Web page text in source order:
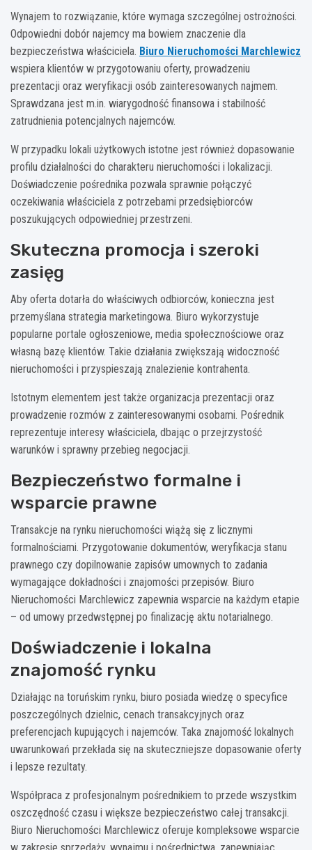
Wynajem to rozwiązanie, które wymaga szczególnej ostrożności.
Odpowiedni dobór najemcy ma bowiem znaczenie dla
bezpieczeństwa właściciela. Biuro Nieruchomości Marchlewicz
wspiera klientów w przygotowaniu oferty, prowadzeniu
prezentacji oraz weryfikacji osób zainteresowanych najmem.
Sprawdzana jest m.in. wiarygodność finansowa i stabilność
zatrudnienia potencjalnych najemców.
W przypadku lokali użytkowych istotne jest również dopasowanie
profilu działalności do charakteru nieruchomości i lokalizacji.
Doświadczenie pośrednika pozwala sprawnie połączyć
oczekiwania właściciela z potrzebami przedsiębiorców
poszukujących odpowiedniej przestrzeni.
Skuteczna promocja i szeroki
zasięg
Aby oferta dotarła do właściwych odbiorców, konieczna jest
przemyślana strategia marketingowa. Biuro wykorzystuje
popularne portale ogłoszeniowe, media społecznościowe oraz
własną bazę klientów. Takie działania zwiększają widoczność
nieruchomości i przyspieszają znalezienie kontrahenta.
Istotnym elementem jest także organizacja prezentacji oraz
prowadzenie rozmów z zainteresowanymi osobami. Pośrednik
reprezentuje interesy właściciela, dbając o przejrzystość
warunków i sprawny przebieg negocjacji.
Bezpieczeństwo formalne i
wsparcie prawne
Transakcje na rynku nieruchomości wiążą się z licznymi
formalnościami. Przygotowanie dokumentów, weryfikacja stanu
prawnego czy dopilnowanie zapisów umownych to zadania
wymagające dokładności i znajomości przepisów. Biuro
Nieruchomości Marchlewicz zapewnia wsparcie na każdym etapie
– od umowy przedwstępnej po finalizację aktu notarialnego.
Doświadczenie i lokalna
znajomość rynku
Działając na toruńskim rynku, biuro posiada wiedzę o specyfice
poszczególnych dzielnic, cenach transakcyjnych oraz
preferencjach kupujących i najemców. Taka znajomość lokalnych
uwarunkowań przekłada się na skuteczniejsze dopasowanie oferty
i lepsze rezultaty.
Współpraca z profesjonalnym pośrednikiem to przede wszystkim
oszczędność czasu i większe bezpieczeństwo całej transakcji.
Biuro Nieruchomości Marchlewicz oferuje kompleksowe wsparcie